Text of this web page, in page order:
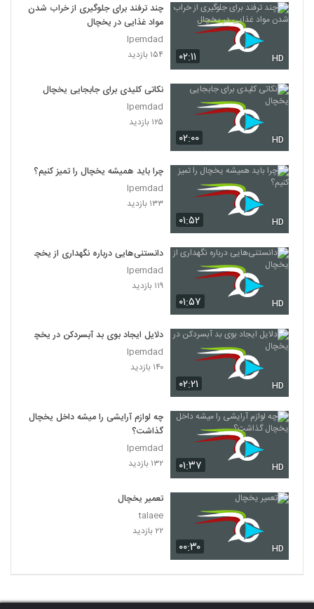
۰۲:۱۱ HD
چند ترفند برای جلوگیری از خراب شدن
مواد غذایی در یخچال
Ipemdad
۱۵۴ بازدید
۰۲:۰۰ HD
نکاتی کلیدی برای جابجایی یخچال
Ipemdad
۱۲۵ بازدید
۰۱:۵۲ HD
چرا باید همیشه یخچال را تمیز کنیم؟
Ipemdad
۱۳۳ بازدید
۰۱:۵۷ HD
دانستنی‌هایی درباره نگهداری از یخچال
Ipemdad
۱۱۹ بازدید
۰۲:۲۱ HD
دلایل ایجاد بوی بد آبسردکن در یخچال
Ipemdad
۱۴۰ بازدید
۰۱:۳۷ HD
چه لوازم آرایشی را میشه داخل یخچال
گذاشت؟
Ipemdad
۱۳۲ بازدید
۰۰:۳۰ HD
تعمیر یخچال
talaee
۲۲ بازدید